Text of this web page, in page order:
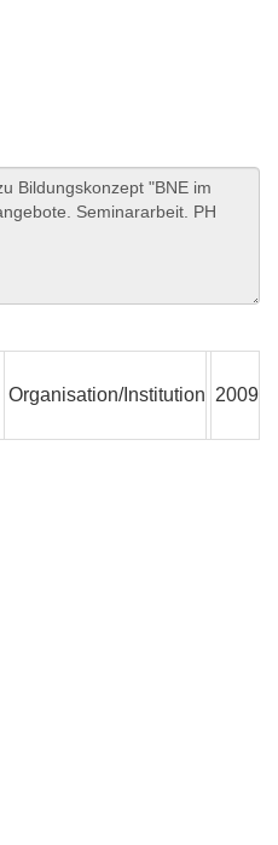
Organisation/Institution 2009